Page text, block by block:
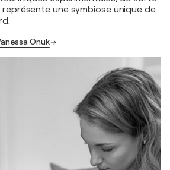
une symbiose unique de
Onuk